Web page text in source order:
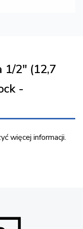
1/2″ (12,7
-
więcej informacji.